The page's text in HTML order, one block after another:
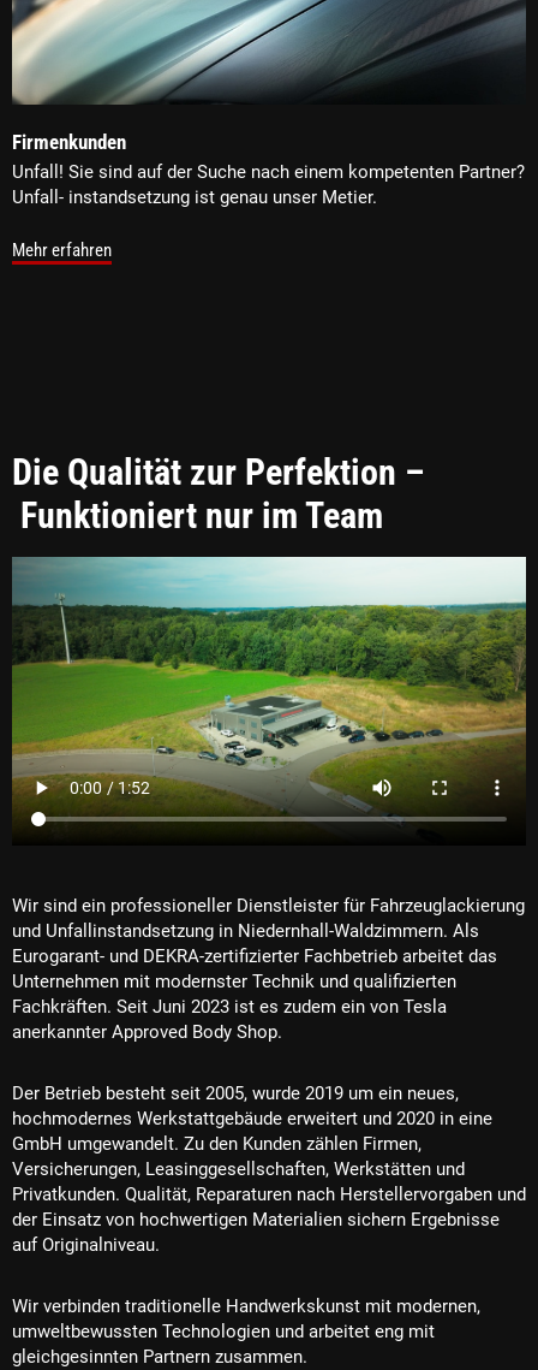
Firmenkunden
Unfall! Sie sind auf der Suche nach einem kompetenten Partner?
Unfall- instandsetzung ist genau unser Metier.
Mehr erfahren
Die Qualität zur Perfektion –
Funktioniert nur im Team
Wir sind ein professioneller Dienstleister für Fahrzeuglackierung
und Unfallinstandsetzung in Niedernhall-Waldzimmern. Als
Eurogarant- und DEKRA-zertifizierter Fachbetrieb arbeitet das
Unternehmen mit modernster Technik und qualifizierten
Fachkräften. Seit Juni 2023 ist es zudem ein von Tesla
anerkannter Approved Body Shop.
Der Betrieb besteht seit 2005, wurde 2019 um ein neues,
hochmodernes Werkstattgebäude erweitert und 2020 in eine
GmbH umgewandelt. Zu den Kunden zählen Firmen,
Versicherungen, Leasinggesellschaften, Werkstätten und
Privatkunden. Qualität, Reparaturen nach Herstellervorgaben und
der Einsatz von hochwertigen Materialien sichern Ergebnisse
auf Originalniveau.
Wir verbinden traditionelle Handwerkskunst mit modernen,
umweltbewussten Technologien und arbeitet eng mit
gleichgesinnten Partnern zusammen.